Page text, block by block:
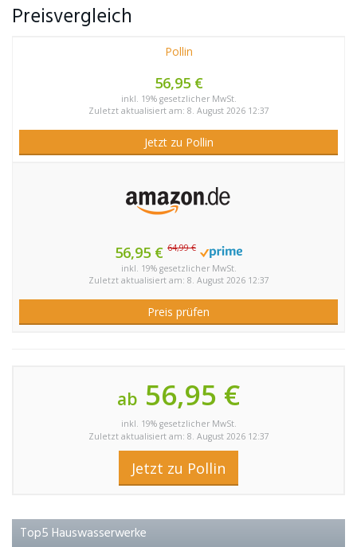
Preisvergleich
Pollin
56,95 €
inkl. 19% gesetzlicher MwSt.
Zuletzt aktualisiert am: 8. August 2026 12:37
Jetzt zu Pollin
56,95 € 64,99 €
inkl. 19% gesetzlicher MwSt.
Zuletzt aktualisiert am: 8. August 2026 12:37
Preis prüfen
ab 56,95 €
inkl. 19% gesetzlicher MwSt.
Zuletzt aktualisiert am: 8. August 2026 12:37
Jetzt zu Pollin
Top5 Hauswasserwerke